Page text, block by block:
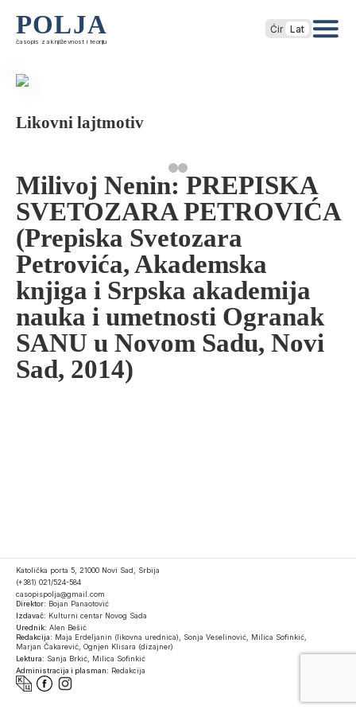
POLJA
časopis za književnost i teoriju
Ćir Lat
Likovni lajtmotiv
Milivoj Nenin: PREPISKA
SVETOZARA PETROVIĆA
(Prepiska Svetozara
Petrovića, Akademska
knjiga i Srpska akademija
nauka i umetnosti Ogranak
SANU u Novom Sadu, Novi
Sad, 2014)
Katolička porta 5, 21000 Novi Sad, Srbija
(+381) 021/524-584
casopispolja@gmail.com
Direktor: Bojan Panaotović
Izdavač: Kulturni centar Novog Sada
Urednik: Alen Bešić
Redakcija: Maja Erdeljanin (likovna urednica), Sonja Veselinović, Milica Sofinkić,
Marjan Čakarević, Ognjen Klisara (dizajner)
Lektura: Sanja Brkić, Milica Sofinkić
Administracija i plasman: Redakcija